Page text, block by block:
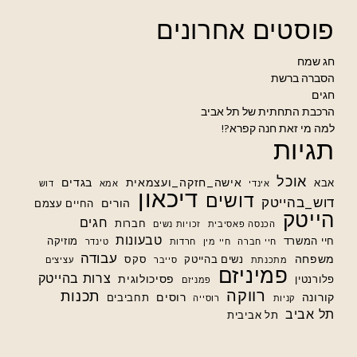
פוסטים אחרונים
חג שמח
הסברה ברשת
חגים
הרכבת התחתית של תל אביב
למה מי זאת חנה קפרא?!
תגיות
אבא אוכל אינדי אישה_חזקה_ועצמאית אמא בגדים דוש
דוש_בהייטק דושים דיכאון הורים החיים עצמם הייטק הכנסה פאסיבית זכויות נשים חברות חגים
חיי המשרד חיי חברה חיי מין חרדות טבעונות טינדר מוזיקה
משפחה מתכנתת נשים בהייטק סייבר סקס עבודה עציצים
פלורנטין פמיניזם פמניזם פסיכולוגית צרות בהייטק
קורונה קניות רווקה רוסייה רוסים תחביבים תכנות
תל אביב תל אביבית